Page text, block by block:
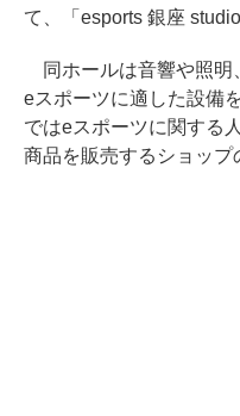
て、「esports 銀座
同ホールは音響や照明
eスポーツに適した設備
ではeスポーツに関する
商品を販売するショップ